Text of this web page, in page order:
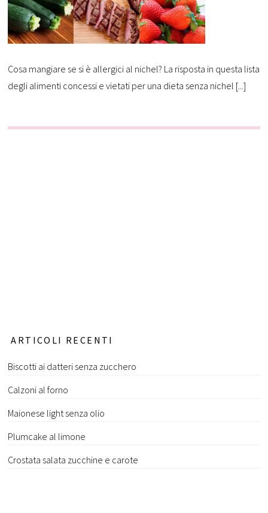
Cosa mangiare se si è allergici al nichel? La risposta in questa lista
degli alimenti concessi e vietati per una dieta senza nichel [...]
ARTICOLI RECENTI
Biscotti ai datteri senza zucchero
Calzoni al forno
Maionese light senza olio
Plumcake al limone
Crostata salata zucchine e carote